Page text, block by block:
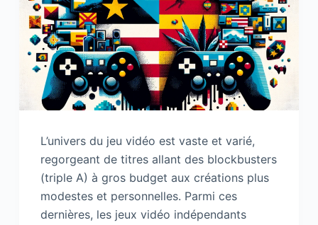
L’univers du jeu vidéo est vaste et varié,
regorgeant de titres allant des blockbusters
(triple A) à gros budget aux créations plus
modestes et personnelles. Parmi ces
dernières, les jeux vidéo indépendants